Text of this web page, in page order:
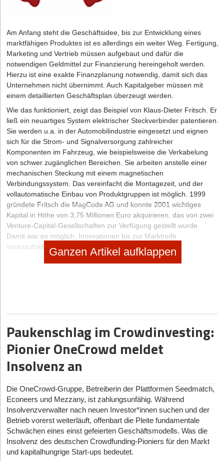
Am Anfang steht die Geschäftsidee, bis zur Entwicklung eines
marktfähigen Produktes ist es allerdings ein weiter Weg. Fertigung,
Marketing und Vertrieb müssen aufgebaut und dafür die
notwendigen Geldmittel zur Finanzierung hereingeholt werden.
Hierzu ist eine exakte Finanzplanung notwendig, damit sich das
Unternehmen nicht übernimmt. Auch Kapitalgeber müssen mit
einem detaillierten Geschäftsplan überzeugt werden.
Wie das funktioniert, zeigt das Beispiel von Klaus-Dieter Fritsch. Er
ließ ein neuartiges System elektrischer Steckverbinder patentieren.
Sie werden u.a. in der Automobilindustrie eingesetzt und eignen
sich für die Strom- und Signalversorgung zahlreicher
Komponenten im Fahrzeug, wie beispielsweise die Verkabelung
von schwer zugänglichen Bereichen. Sie arbeiten anstelle einer
mechanischen Steckung mit einem magnetischen
Verbindungssystem. Das vereinfacht die Montagezeit, und der
vollautomatische Einbau von Produktgruppen ist möglich. 1999
gründete Fritsch die MagCode AG und konnte 2001 wichtiges
Kapital in Höhe von 3,75 Millionen Euro akquirieren, das von zwei
Venture-Capital-Gesellschaften zur Verfügung gestellt wurde.
Damit war es möglich, Innovationen bis zur Marktreife
voranzutreiben.
Laut Auswertung der Deutschen Industrie- und Handelskammern
geht jeder zweite Gründer schlecht vorbereitet in das Gespräch mit
Kapitalgebern. 46 Prozent können kein ausgereiftes
Nachfragen zum eigenen Businessplan schlüssig zu beantworten.
nur unzureichend einschätzen. Wegen fehlender Konzepte für die
Umsetzung ihrer Ideen und mangelnder Sicherheiten verweigern
Banken und Investoren häufig das Bereitstellen von Geld. Damit
Ihnen diese und weitere kapitale Fehler nicht unterlaufen, haben
wir die klassischen Todsünden der Unternehmensfinanzierung
zusammengestellt.
Ganzen Artikel aufklappen
Paukenschlag im Crowdinvesting:
Pionier OneCrowd meldet
Insolvenz an
Die OneCrowd-Gruppe, Betreiberin der Plattformen Seedmatch,
Econeers und Mezzany, ist zahlungsunfähig. Während
Insolvenzverwalter nach neuen Investor*innen suchen und der
Betrieb vorerst weiterläuft, offenbart die Pleite fundamentale
Schwächen eines einst gefeierten Geschäftsmodells. Was die
Insolvenz des deutschen Crowdfunding-Pioniers für den Markt
und kapitalhungrige Start-ups bedeutet.